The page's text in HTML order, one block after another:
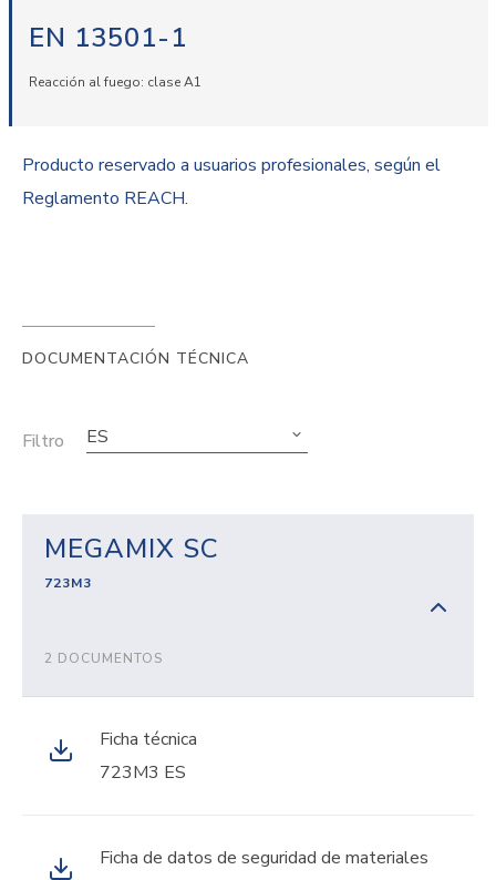
EN 13501-1
Reacción al fuego: clase A1
Producto reservado a usuarios profesionales, según el
Reglamento REACH.
DOCUMENTACIÓN TÉCNICA
Filtro ES
MEGAMIX SC
723M3
2 DOCUMENTOS
Ficha técnica
723M3 ES
Ficha de datos de seguridad de materiales